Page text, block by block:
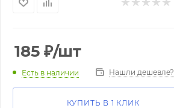
185 ₽/шт
Есть в наличии Нашли дешевле?
КУПИТЬ В 1 КЛИК